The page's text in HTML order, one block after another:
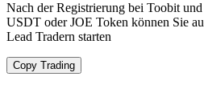
Nach der Registrierung bei Toobit
USDT oder JOE Token können Sie
Lead Tradern starten
Copy Trading